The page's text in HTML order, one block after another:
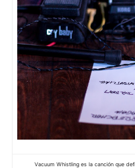
Vacuum Whistling es la canción que